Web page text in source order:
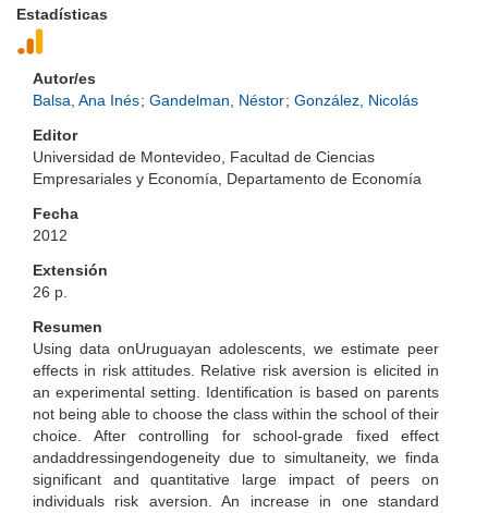
Estadísticas
Autor/es
Balsa, Ana Inés; Gandelman, Néstor; González, Nicolás
Editor
Universidad de Montevideo, Facultad de Ciencias
Empresariales y Economía, Departamento de Economía
Fecha
2012
Extensión
26 p.
Resumen
Using data onUruguayan adolescents, we estimate peer
effects in risk attitudes. Relative risk aversion is elicited in
an experimental setting. Identification is based on parents
not being able to choose the class within the school of their
choice. After controlling for school-grade fixed effect
andaddressingendogeneity due to simultaneity, we finda
significant and quantitative large impact of peers on
individuals risk aversion. An increase in one standard